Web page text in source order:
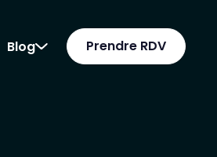
Blog Prendre RDV